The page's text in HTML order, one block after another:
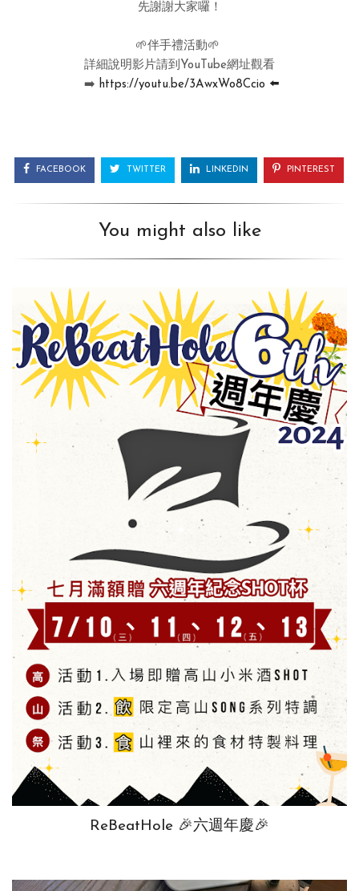
先謝謝大家囉！
🌱伴手禮活動🌱
詳細說明影片請到YouTube網址觀看
➡️ https://youtu.be/3AwxWo8Ccio ⬅️
FACEBOOK TWITTER LINKEDIN PINTEREST
You might also like
ReBeatHole 🎉六週年慶🎉